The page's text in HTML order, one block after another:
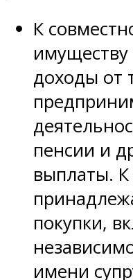
К
имуществу
доходы от
пенсии и
выплаты. К
покупки,
имени